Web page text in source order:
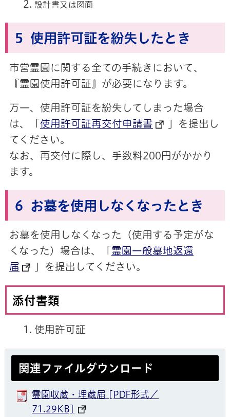
設計書又は図面
5 使用許可証を紛失したとき
市営霊園に関する全ての手続きにおいて、
『霊園使用許可証』が必要になります。
万一、使用許可証を紛失してしまった場合
は、「 使用許可証再交付申請書
」を提出し
てください。
なお、再交付に際し、手数料200円がかかり
ます。
6 お墓を使用しなくなったとき
お墓を使用しなくなった（使用する予定がな
くなった）場合は、「 霊園一般墓地返還
届
」を提出してください。
添付書類
使用許可証
関連ファイルダウンロード
霊園収蔵・埋蔵届 [PDF形式／
71.29KB]